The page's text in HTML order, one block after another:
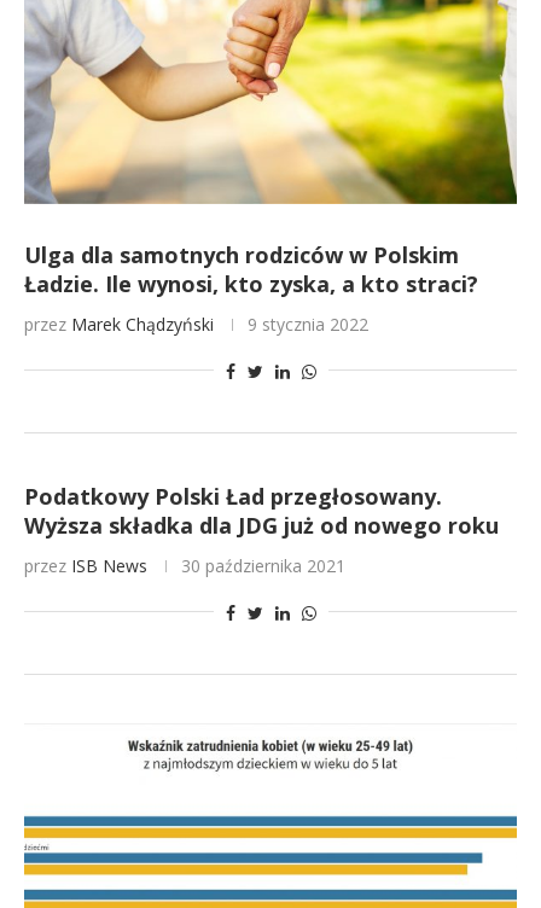
Ulga dla samotnych rodziców w Polskim
Ładzie. Ile wynosi, kto zyska, a kto straci?
przez Marek Chądzyński 9 stycznia 2022
Podatkowy Polski Ład przegłosowany.
Wyższa składka dla JDG już od nowego roku
przez ISB News 30 października 2021